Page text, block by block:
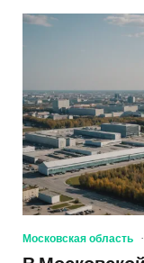
Московская область